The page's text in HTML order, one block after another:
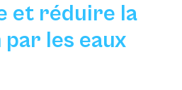
et réduire la
les eaux